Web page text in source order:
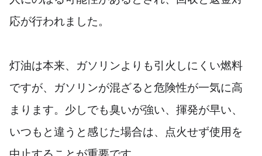
応が行われました。
灯油は本来、ガソリンよりも引火しにくい燃料
ですが、ガソリンが混ざると危険性が一気に高
まります。少しでも臭いが強い、揮発が早い、
いつもと違うと感じた場合は、点火せず使用を